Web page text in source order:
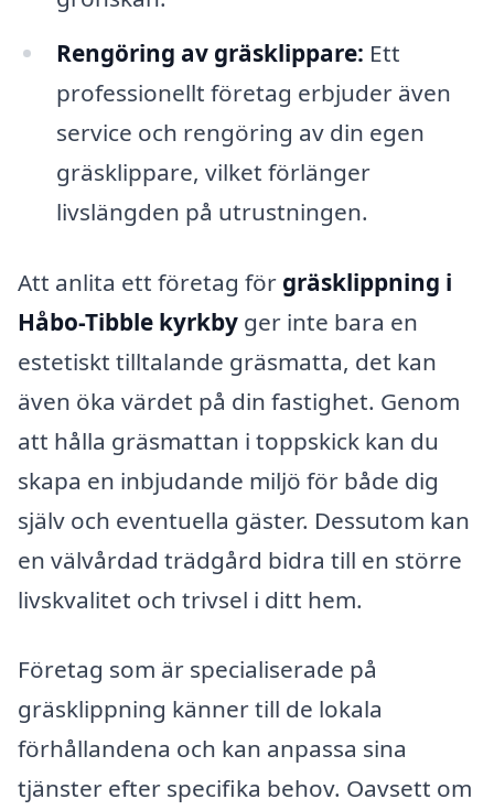
Rengöring av gräsklippare: Ett
professionellt företag erbjuder även
service och rengöring av din egen
gräsklippare, vilket förlänger
livslängden på utrustningen.
Att anlita ett företag för gräsklippning i
Håbo-Tibble kyrkby ger inte bara en
estetiskt tilltalande gräsmatta, det kan
även öka värdet på din fastighet. Genom
att hålla gräsmattan i toppskick kan du
skapa en inbjudande miljö för både dig
själv och eventuella gäster. Dessutom kan
en välvårdad trädgård bidra till en större
livskvalitet och trivsel i ditt hem.
Företag som är specialiserade på
gräsklippning känner till de lokala
förhållandena och kan anpassa sina
tjänster efter specifika behov. Oavsett om